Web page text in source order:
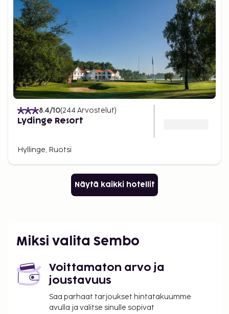
8.4/10(244 Arvostelut)
Lydinge Resort
Hyllinge, Ruotsi
Näytä kaikki hotellit
Miksi valita Sembo
Voittamaton arvo ja
joustavuus
Saa parhaat tarjoukset hintatakuumme
avulla ja valitse sinulle sopivat